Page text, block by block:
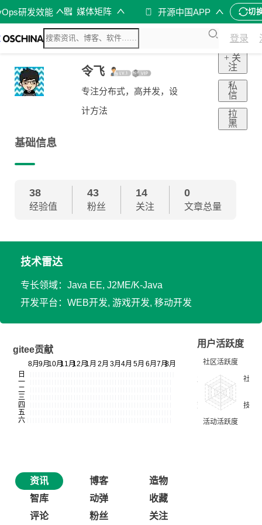
研发效能 媒体矩阵 开源中国APP 切
登录
令飞
专注分布式，高并发，设
计方法
+ 关
注
私
信
拉
黑
基础信息
38
经验值
43
粉丝
14
关注
0
文章总量
技术雷达
专长领域：Java EE, J2ME/K-Java
开发平台：WEB开发, 游戏开发, 移动开发
gitee贡献
用户活跃度
资讯 博客
造物
智库
动弹
收藏
评论
粉丝 关注